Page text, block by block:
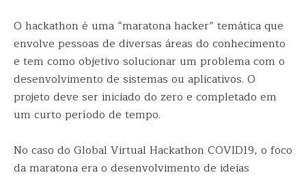
O hackathon é uma “maratona hacker” temática que
envolve pessoas de diversas áreas do conhecimento
e tem como objetivo solucionar um problema com o
desenvolvimento de sistemas ou aplicativos. O
projeto deve ser iniciado do zero e completado em
um curto período de tempo.
No caso do Global Virtual Hackathon COVID19, o foco
da maratona era o desenvolvimento de ideias